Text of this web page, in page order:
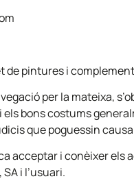
de pintures i
per la mateixa,
bons costums
que poguessin
acceptar i conèixer
i l’usuari.